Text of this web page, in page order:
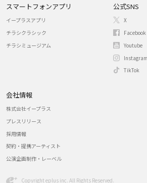
スマートフォンアプリ
イープラスアプリ
チラシクラシック
チラシミュージアム
公式SNS
X
Facebook
Youtube
Instagram
TikTok
会社情報
株式会社イープラス
プレスリリース
採用情報
契約・提携アーティスト
公演企画制作・レーベル
Copyright eplus inc. All Rights Reserved.